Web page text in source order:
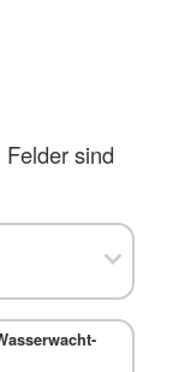
sind